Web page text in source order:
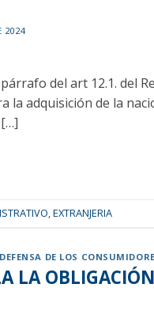
2024
del art 12.1. del
la adquisición de la
,EXTRANJERIA
DEFENSA DE LOS
LA